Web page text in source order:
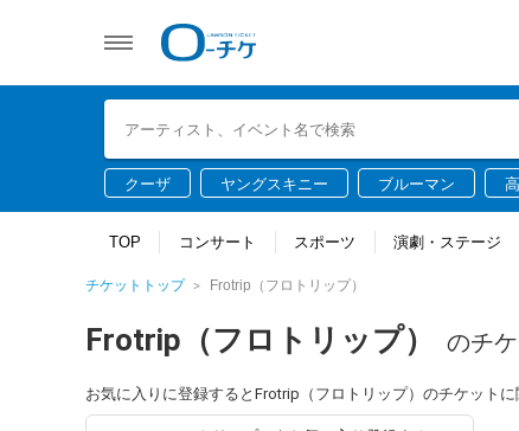
クーザ ヤングスキニー ブルーマン
TOP コンサート スポーツ 演劇・ステージ
チケットトップ Frotrip（フロトリップ）
Frotrip（フロトリップ） のチ
お気に入りに登録するとFrotrip（フロトリップ）のチケット